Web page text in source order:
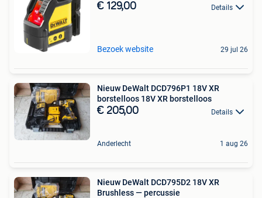
€ 129,00 Details
Bezoek website 29 jul 26
Nieuw DeWalt DCD796P1 18V XR
borstelloos 18V XR borstelloos
€ 205,00 Details
Anderlecht 1 aug 26
Nieuw DeWalt DCD795D2 18V XR
Brushless — percussie